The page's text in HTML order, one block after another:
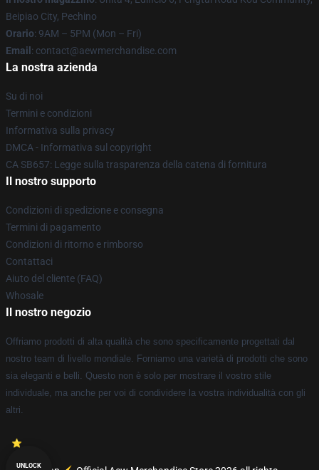
Beipiao City, Pechino
Orario: 9AM – 5PM (Mon – Fri)
Email : contact@aewmerchandise.com
La nostra azienda
Su di noi
Termini e condizioni
Informativa sulla privacy
DMCA - Informativa sul copyright
CA SB657: Legge sulla trasparenza della catena di fornitura
Il nostro supporto
Condizioni di spedizione e consegna
Termini di pagamento
Condizioni di ritorno e rimborso
Contattaci
Aiuto del cliente (FAQ)
Whosale
Il nostro negozio
Offriamo prodotti di alta qualità che sono specificamente progettati dal
nostro team di livello mondiale. Forniamo una varietà di prodotti che sono
sia eleganti e belli. Questo non è solo per mostrare il vostro stile
individuale, ma anche per voi di condividere la vostra individualità con gli
altri.
UNLOCK